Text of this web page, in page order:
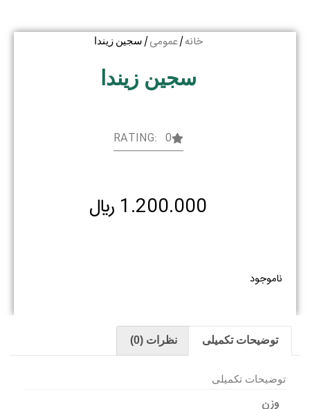
خانه/ عمومی/ سجین زیندا
سجین زیندا
RATING: 0
1.200.000 ﷼
ناموجود
توضیحات تکمیلی نظرات (0)
توضیحات تکمیلی
وزن